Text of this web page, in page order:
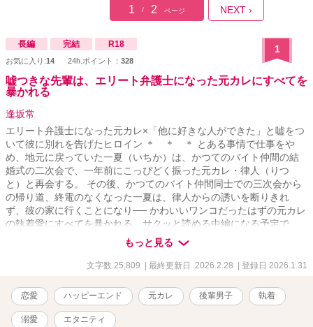
1 / 2 ページ NEXT ›
長編 完結 R18
お気に入り:14 24h.ポイント： 328
1
嘘つきな先輩は、エリート弁護士になった元カレにすべてを
暴かれる
逢坂常
エリート弁護士になった元カレ×「他に好きな人ができた」と嘘をつ
いて彼に別れを告げたヒロイン ＊ ＊ ＊ とある事情で仕事をや
め、地元に戻っていた一夏（いちか）は、かつてのバイト仲間の結
婚式の二次会で、一年前にこっぴどく振った元カレ・律人（りつ
と）と再会する。 その後、かつてのバイト仲間同士での三次会から
の帰り道、終電のなくなった一夏は、律人からの誘いを断りきれ
ず、彼の家に行くことになり── かわいいワンコだったはずの元カレ
の執着愛にすべてを暴かれる、サクッと読める中編になる予定で
もっと見る
文字数 25,809 | 最終更新日 2026.2.28 | 登録日 2026.1.31
恋愛 ハッピーエンド 元カレ 後輩男子 執着
溺愛 エタニティ